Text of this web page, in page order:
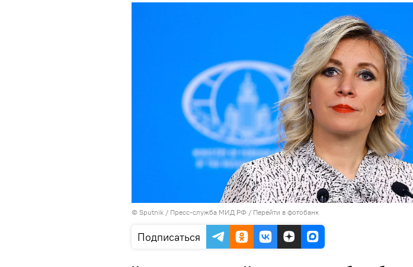
© Sputnik / Пресс-служба МИД РФ / Перейти в фотобанк
Подписаться